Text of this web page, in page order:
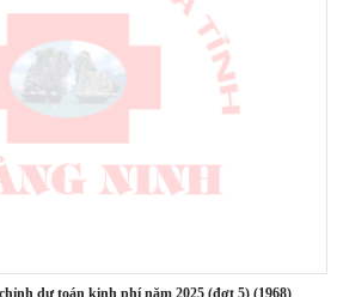
dự toán kinh phí năm 2025 (đợt 5) (1968)